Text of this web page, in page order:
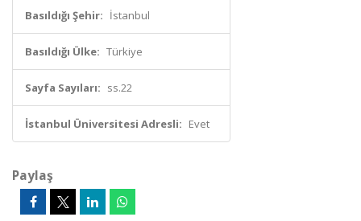
Basıldığı Şehir: İstanbul
Basıldığı Ülke: Türkiye
Sayfa Sayıları: ss.22
İstanbul Üniversitesi Adresli: Evet
Paylaş